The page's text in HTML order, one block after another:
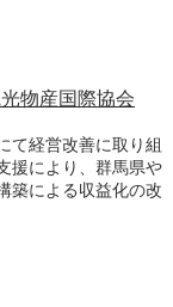
物産国際協会
て経営改善に取り組
援により、群馬県や
築による収益化の改